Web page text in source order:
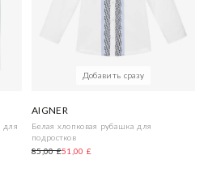
для
Добавить сразу
AIGNER
Белая хлопковая рубашка для
подростков
85,00 £51,00 £